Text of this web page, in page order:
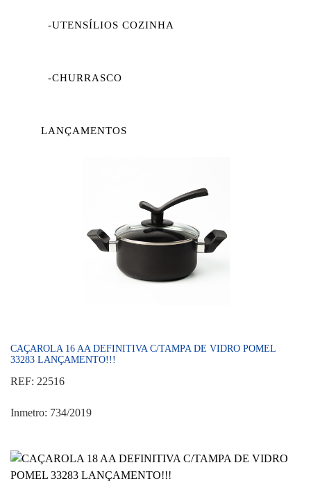
-UTENSÍLIOS COZINHA
-CHURRASCO
LANÇAMENTOS
CAÇAROLA 16 AA DEFINITIVA C/TAMPA DE VIDRO POMEL
33283 LANÇAMENTO!!!
REF: 22516
Inmetro: 734/2019